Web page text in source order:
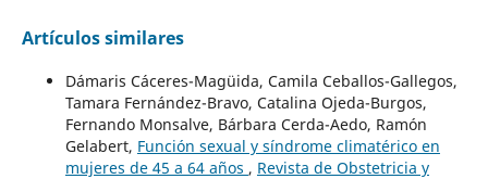
Artículos similares
Dámaris Cáceres-Magüida, Camila Ceballos-Gallegos,
Tamara Fernández-Bravo, Catalina Ojeda-Burgos,
Fernando Monsalve, Bárbara Cerda-Aedo, Ramón
Gelabert, Función sexual y síndrome climatérico en
mujeres de 45 a 64 años , Revista de Obstetricia y